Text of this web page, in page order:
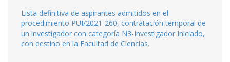
Lista definitiva de aspirantes admitidos en el
procedimiento PUI/2021-260, contratación temporal de
un investigador con categoría N3-Investigador Iniciado,
con destino en la Facultad de Ciencias.